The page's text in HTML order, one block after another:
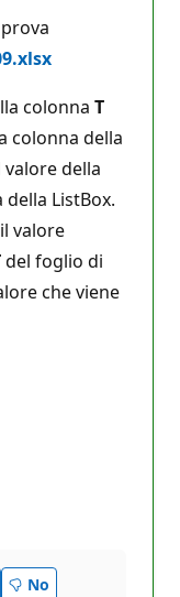
colonna T
colonna della
valore della
ListBox.
valore
del foglio di
che viene
No